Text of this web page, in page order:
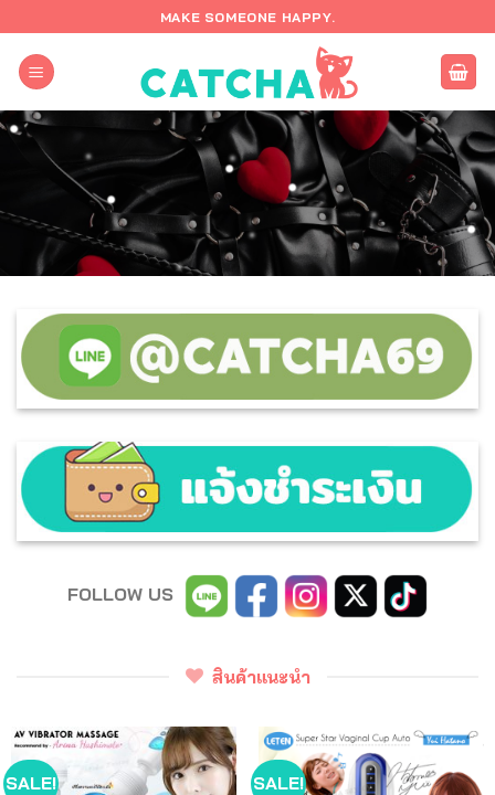
ไป
เนื้อหา
MAKE SOMEONE HAPPY.
FOLLOW US
สินค้าแนะนำ
SALE! SALE!